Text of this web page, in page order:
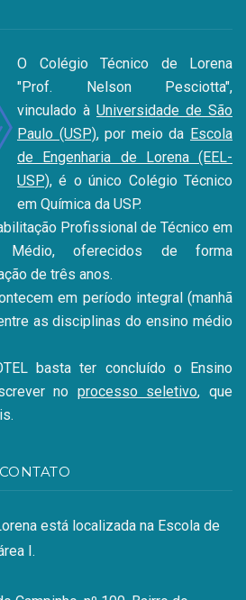
O Colégio Técnico de Lorena
"Prof. Nelson Pesciotta",
vinculado à Universidade de São
Paulo (USP), por meio da Escola
de Engenharia de Lorena (EEL-
USP), é o único Colégio Técnico
em Química da USP.
Profissional de Técnico em
Médio, oferecidos de forma
de três anos.
em período integral (manhã
as disciplinas do ensino médio
basta ter concluído o Ensino
no processo seletivo, que
está localizada na Escola de
I.